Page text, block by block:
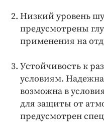
Низкий уровень
предусмотрены
применения на
Устойчивость к
условиям.
возможна в
для защиты от
предусмотрен